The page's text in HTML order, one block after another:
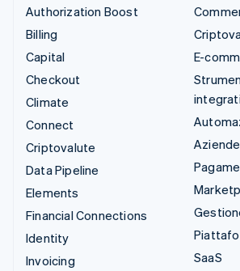
Authorization Boost
Billing
Capital
Checkout
Climate
Connect
Criptovalute
Data Pipeline
Elements
Financial Connections
Identity
Invoicing
E-
SaaS